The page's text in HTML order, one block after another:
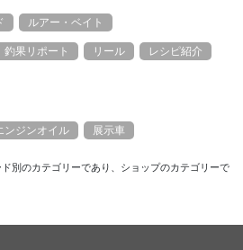
ルアー・ベイト
釣果リポート リール レシピ紹介
ンジンオイル 展示車
別のカテゴリーであり、ショップのカテゴリーで